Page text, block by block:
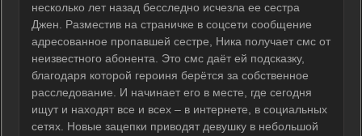
несколько лет назад бесследно исчезла ее сестра
Джен. Разместив на страничке в соцсети сообщение
адресованное пропавшей сестре, Ника получает смс от
неизвестного абонента. Это смс даёт ей подсказку,
благодаря которой героиня берётся за собственное
расследование. И начинает его в месте, где сегодня
ищут и находят все и всех – в интернете, в социальных
сетях. Новые зацепки приводят девушку в небольшой